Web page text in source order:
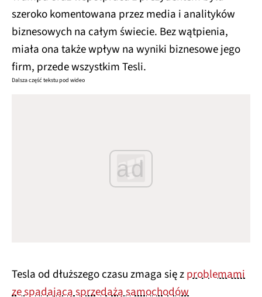
szeroko komentowana przez media i analityków
biznesowych na całym świecie. Bez wątpienia,
miała ona także wpływ na wyniki biznesowe jego
firm, przede wszystkim Tesli.
Dalsza część tekstu pod wideo
ad
Tesla od dłuższego czasu zmaga się zproblemami
ze spadającą sprzedażą samochodów